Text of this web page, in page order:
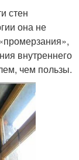
стен
она не
внутреннего
чем пользы.